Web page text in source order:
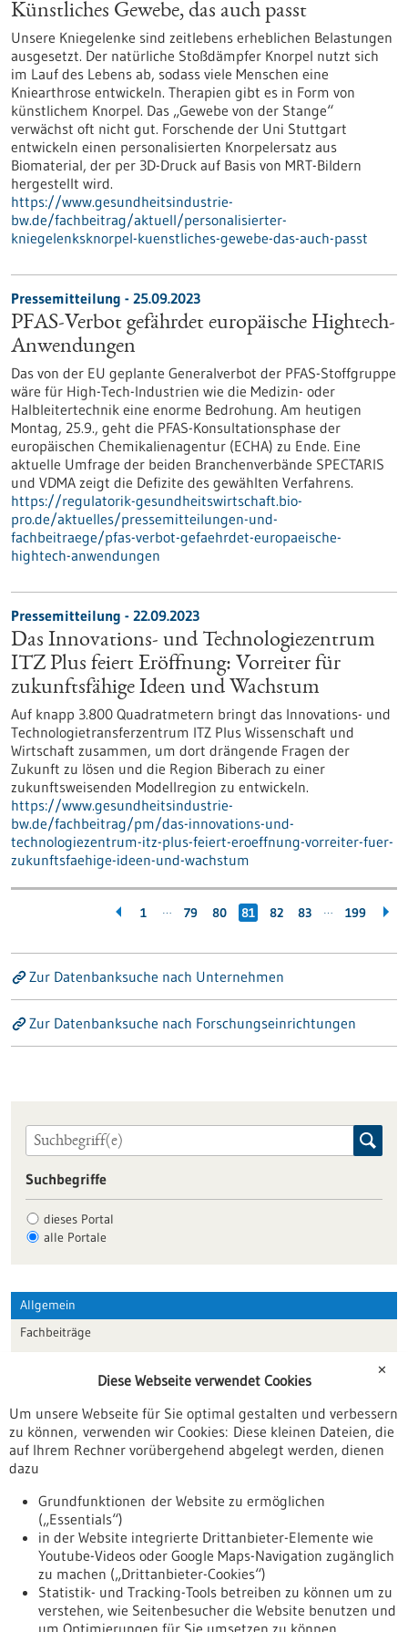
Künstliches Gewebe, das auch passt
Unsere Kniegelenke sind zeitlebens erheblichen Belastungen
ausgesetzt. Der natürliche Stoßdämpfer Knorpel nutzt sich
im Lauf des Lebens ab, sodass viele Menschen eine
Kniearthrose entwickeln. Therapien gibt es in Form von
künstlichem Knorpel. Das „Gewebe von der Stange“
verwächst oft nicht gut. Forschende der Uni Stuttgart
entwickeln einen personalisierten Knorpelersatz aus
Biomaterial, der per 3D-Druck auf Basis von MRT-Bildern
hergestellt wird.
https://www.gesundheitsindustrie-
bw.de/fachbeitrag/aktuell/personalisierter-
kniegelenksknorpel-kuenstliches-gewebe-das-auch-passt
Pressemitteilung - 25.09.2023
PFAS-Verbot gefährdet europäische Hightech-
Anwendungen
Das von der EU geplante Generalverbot der PFAS-Stoffgruppe
wäre für High-Tech-Industrien wie die Medizin- oder
Halbleitertechnik eine enorme Bedrohung. Am heutigen
Montag, 25.9., geht die PFAS-Konsultationsphase der
europäischen Chemikalienagentur (ECHA) zu Ende. Eine
aktuelle Umfrage der beiden Branchenverbände SPECTARIS
und VDMA zeigt die Defizite des gewählten Verfahrens.
https://regulatorik-gesundheitswirtschaft.bio-
pro.de/aktuelles/pressemitteilungen-und-
fachbeitraege/pfas-verbot-gefaehrdet-europaeische-
hightech-anwendungen
Pressemitteilung - 22.09.2023
Das Innovations- und Technologiezentrum
ITZ Plus feiert Eröffnung: Vorreiter für
zukunftsfähige Ideen und Wachstum
Auf knapp 3.800 Quadratmetern bringt das Innovations- und
Technologietransferzentrum ITZ Plus Wissenschaft und
Wirtschaft zusammen, um dort drängende Fragen der
Zukunft zu lösen und die Region Biberach zu einer
zukunftsweisenden Modellregion zu entwickeln.
https://www.gesundheitsindustrie-
bw.de/fachbeitrag/pm/das-innovations-und-
technologiezentrum-itz-plus-feiert-eroeffnung-vorreiter-fuer-
zukunftsfaehige-ideen-und-wachstum
1 … 79 80 81 82 83 … 199
Zur Datenbanksuche nach Unternehmen
Zur Datenbanksuche nach Forschungseinrichtungen
Suchbegriffe
dieses Portal
alle Portale
Allgemein
Fachbeiträge
Veranstaltungen
Erscheinungsdatum
Nach oben
✕
Diese Webseite verwendet Cookies
Um unsere Webseite für Sie optimal gestalten und verbessern
zu können, verwenden wir Cookies: Diese kleinen Dateien, die
auf Ihrem Rechner vorübergehend abgelegt werden, dienen
dazu
Grundfunktionen der Website zu ermöglichen
(„Essentials“)
in der Website integrierte Drittanbieter-Elemente wie
Youtube-Videos oder Google Maps-Navigation zugänglich
zu machen („Drittanbieter-Cookies“)
Statistik- und Tracking-Tools betreiben zu können um zu
verstehen, wie Seitenbesucher die Website benutzen und
um Optimierungen für Sie umsetzen zu können